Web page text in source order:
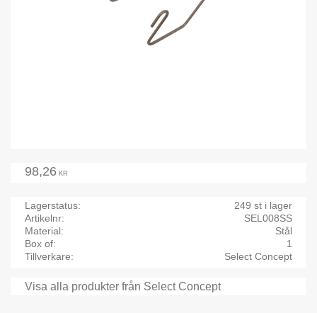
98,26 KR
Lagerstatus
249 st i lager
Artikelnr
SEL008SS
Material
Stål
Box of
1
Tillverkare
Select Concept
Visa alla produkter från Select Concept